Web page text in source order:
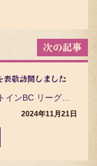
表敬訪問しました
2024年11月21日